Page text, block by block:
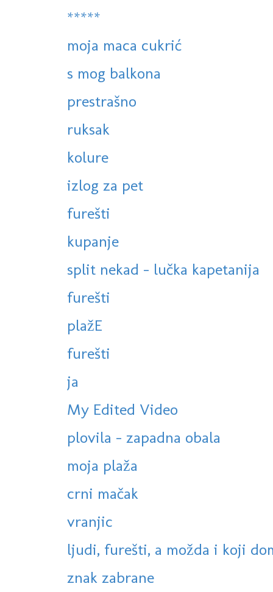
*****
moja maca cukrić
s mog balkona
prestrašno
ruksak
kolure
izlog za pet
furešti
kupanje
split nekad - lučka kapetanija
furešti
plažE
furešti
ja
My Edited Video
plovila - zapadna obala
moja plaža
crni mačak
vranjic
ljudi, furešti, a možda i koji
znak zabrane